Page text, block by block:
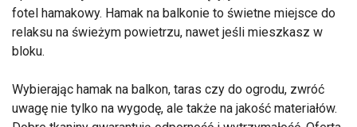
fotel hamakowy. Hamak na balkonie to świetne miejsce do
relaksu na świeżym powietrzu, nawet jeśli mieszkasz w
bloku.
Wybierając hamak na balkon, taras czy do ogrodu, zwróć
uwagę nie tylko na wygodę, ale także na jakość materiałów.